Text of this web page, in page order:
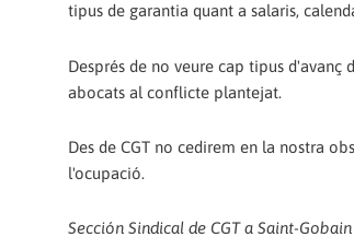
tipus de garantia quant a salaris,
Després de no veure cap tipus d'avanç
abocats al conflicte plantejat.
Des de CGT no cedirem en la nostra
l'ocupació.
Sección Sindical de CGT a Saint-